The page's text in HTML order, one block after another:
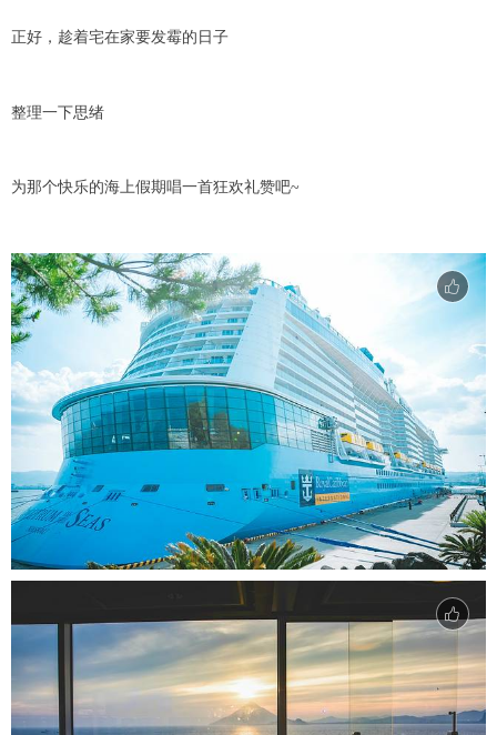
正好，趁着宅在家要发霉的日子
整理一下思绪
为那个快乐的海上假期唱一首狂欢礼赞吧~